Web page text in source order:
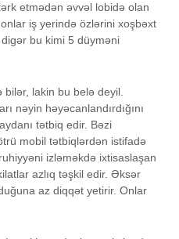
etmədən əvvəl lobidə olan
iş yerində özlərini xoşbəxt
digər bu kimi 5 düyməni
lakin bu belə deyil.
nəyin həyəcanlandırdığını
tətbiq edir. Bəzi
mobil tətbiqlərdən istifadə
izləməkdə ixtisaslaşan
azlıq təşkil edir. Əksər
az diqqət yetirir. Onlar